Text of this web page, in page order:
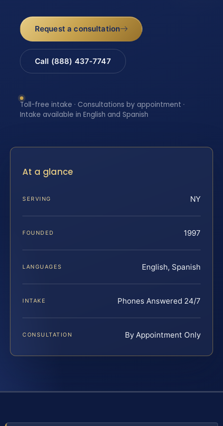
Request a consultation
Call (888) 437-7747
Toll-free intake · Consultations by appointment ·
Intake available in English and Spanish
At a glance
SERVING NY
FOUNDED 1997
LANGUAGES English, Spanish
INTAKE Phones Answered 24/7
CONSULTATION By Appointment Only